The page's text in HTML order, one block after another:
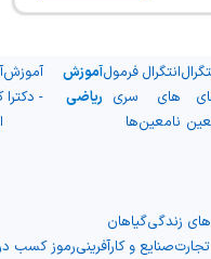
انتگرال
های
نامعین
فرمول
سری
ها
آموزش
ریاضی
آموزش
- دکترا
زندگیگیاهان
صنایع و کارآفرینیرموز کسب